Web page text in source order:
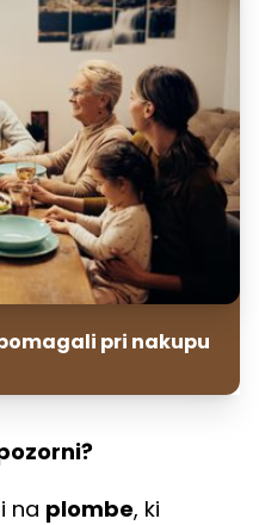
pri nakupu
na plombe, ki